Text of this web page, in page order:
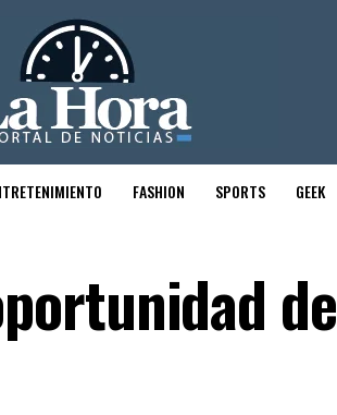
FASHION SPORTS GEEK
de